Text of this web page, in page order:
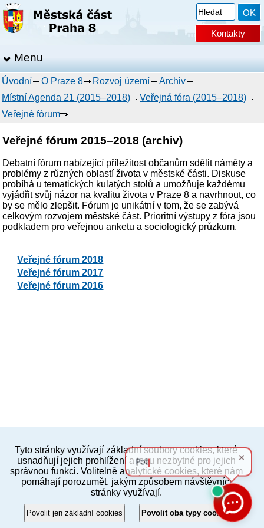
Kontakty
Menu
Úvodní O Praze 8 Rozvoj území
Archiv
Místní Agenda 21 (2015–2018)
Veřejná fóra (2015–2018)
Veřejné fórum
Veřejné fórum 2015–2018 (archiv)
Debatní fórum nabízející příležitost občanům sdělit náměty a
problémy z různých oblastí života v městské části. Diskuse
probíhá u tematických kulatých stolů a umožňuje každému
vyjádřit svůj názor na kvalitu života v Praze 8 a navrhnout, co
by se mělo zlepšit. Fórum je unikátní v tom, že se zabývá
celkovým rozvojem městské část. Prioritní výstupy z fóra jsou
podkladem pro veřejnou anketu a sociologický průzkum.
Veřejné fórum 2018
Veřejné fórum 2017
Veřejné fórum 2016
PC verze ENG
Povinné a praktické informace
© 2012–2019 MČ Praha 8
Tyto stránky využívají základní soubory cookies, které
usnadňují jejich prohlížení a jsou nezbytné pro jejich
správnou funkci. Volitelně analytické cookies, které nám
pomáhají porozumět, jakým způsobem návštěvníci
stránky využívají.
Povolit jen základní cookies Povolit oba typy cookies